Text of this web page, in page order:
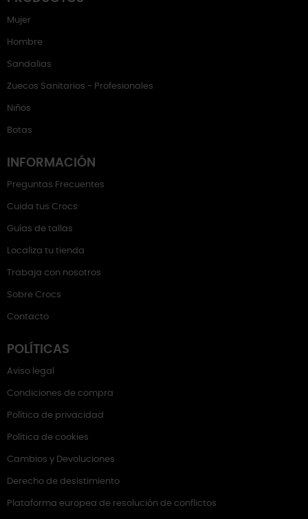
Mujer
Hombre
Sandalias
Zuecos Sanitarios - Profesionales
Niños
Botas
INFORMACIÓN
Preguntas Frecuentes
Cuida tus Crocs
Guías de tallas
Localiza tu tienda
Trabaja con nosotros
Sobre Crocs
Contacto
POLÍTICAS
Aviso legal
Condiciones de compra
Política de privacidad
Política de cookies
Cambios y Devoluciones
Derecho de desistimiento
Plataforma europea de resolución de conflictos